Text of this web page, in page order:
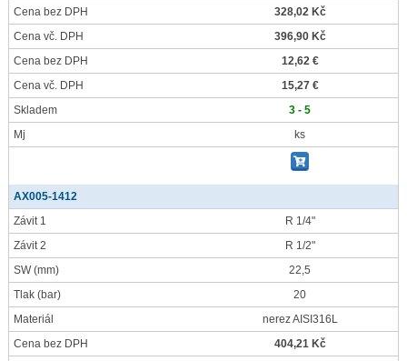
Cena bez DPH
328,02 Kč
Cena vč. DPH
396,90 Kč
Cena bez DPH
12,62 €
Cena vč. DPH
15,27 €
Skladem
3 - 5
Mj
ks
AX005-1412
Závit 1
R 1/4"
Závit 2
R 1/2"
SW(mm)
22,5
Tlak (bar)
20
Materiál
nerez AISI316L
Cena bez DPH
404,21 Kč